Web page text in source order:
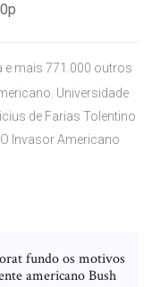
e mais 771.000 outros
Universidade
de Farias Tolentino
Invasor Americano
fundo os motivos
americano Bush